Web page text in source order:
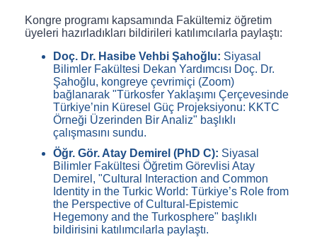
Kongre programı kapsamında Fakültemiz öğretim
üyeleri hazırladıkları bildirileri katılımcılarla paylaştı:
Doç. Dr. Hasibe Vehbi Şahoğlu: Siyasal
Bilimler Fakültesi Dekan Yardımcısı Doç. Dr.
Şahoğlu, kongreye çevrimiçi (Zoom)
bağlanarak "Türkosfer Yaklaşımı Çerçevesinde
Türkiye’nin Küresel Güç Projeksiyonu: KKTC
Örneği Üzerinden Bir Analiz" başlıklı
çalışmasını sundu.
Öğr. Gör. Atay Demirel (PhD C): Siyasal
Bilimler Fakültesi Öğretim Görevlisi Atay
Demirel, "Cultural Interaction and Common
Identity in the Turkic World: Türkiye’s Role from
the Perspective of Cultural-Epistemic
Hegemony and the Turkosphere" başlıklı
bildirisini katılımcılarla paylaştı.